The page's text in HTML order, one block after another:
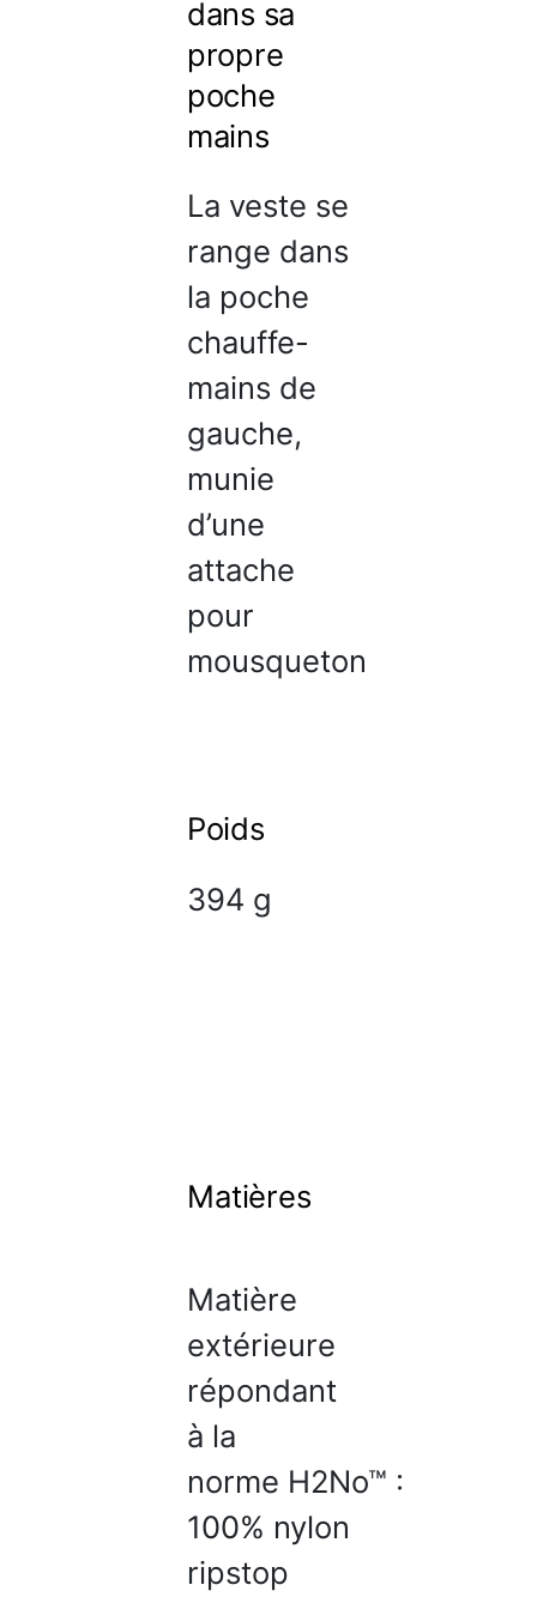
dans sa
propre
poche
mains
La veste se
range dans
la poche
chauffe-
mains de
gauche,
munie
d’une
attache
pour
mousqueton
Poids
394 g
Matières
Matière
extérieure
répondant
à la
norme H2No™ :
100% nylon
ripstop